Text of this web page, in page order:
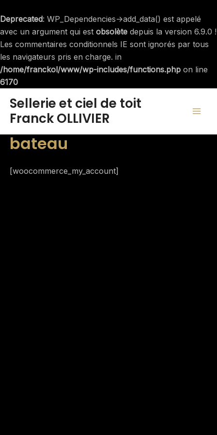
Deprecated: WP_Dependencies->add_data() est appelé
avec un argument qui est obsolète depuis la version 6.9.0 !
Les commentaires conditionnels IE sont ignorés par tous
les navigateurs pris en charge. in
/home/franckol/www/wp-includes/functions.php on line
6170
au
contenu
Sellerie et ciel de toit
Franck OLLIVIER
bateau
[woocommerce_my_account]